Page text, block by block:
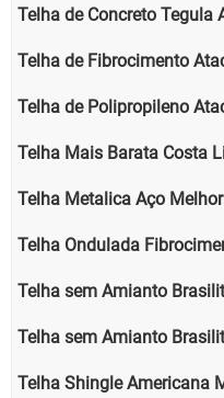
Telha de Concreto Tegula
Telha de Fibrocimento
Telha de Polipropileno
Telha Mais Barata Costa
Telha Metalica Aço
Telha Ondulada
Telha sem Amianto
Telha sem Amianto
Telha Shingle Americana